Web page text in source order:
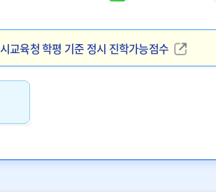
교육청 학평 기준 정시 진학가능점수